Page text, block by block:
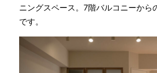
ニングスペース。7階バルコニーから
です。